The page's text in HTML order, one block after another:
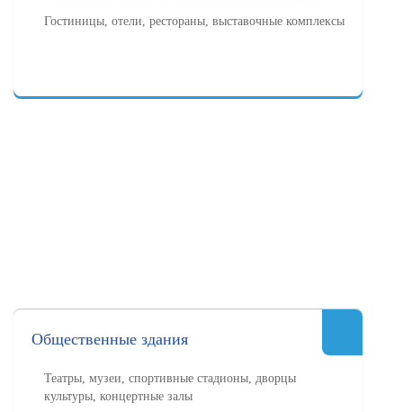
Гостиницы, отели, рестораны, выставочные комплексы
Общественные здания
Театры, музеи, спортивные стадионы, дворцы
культуры, концертные залы